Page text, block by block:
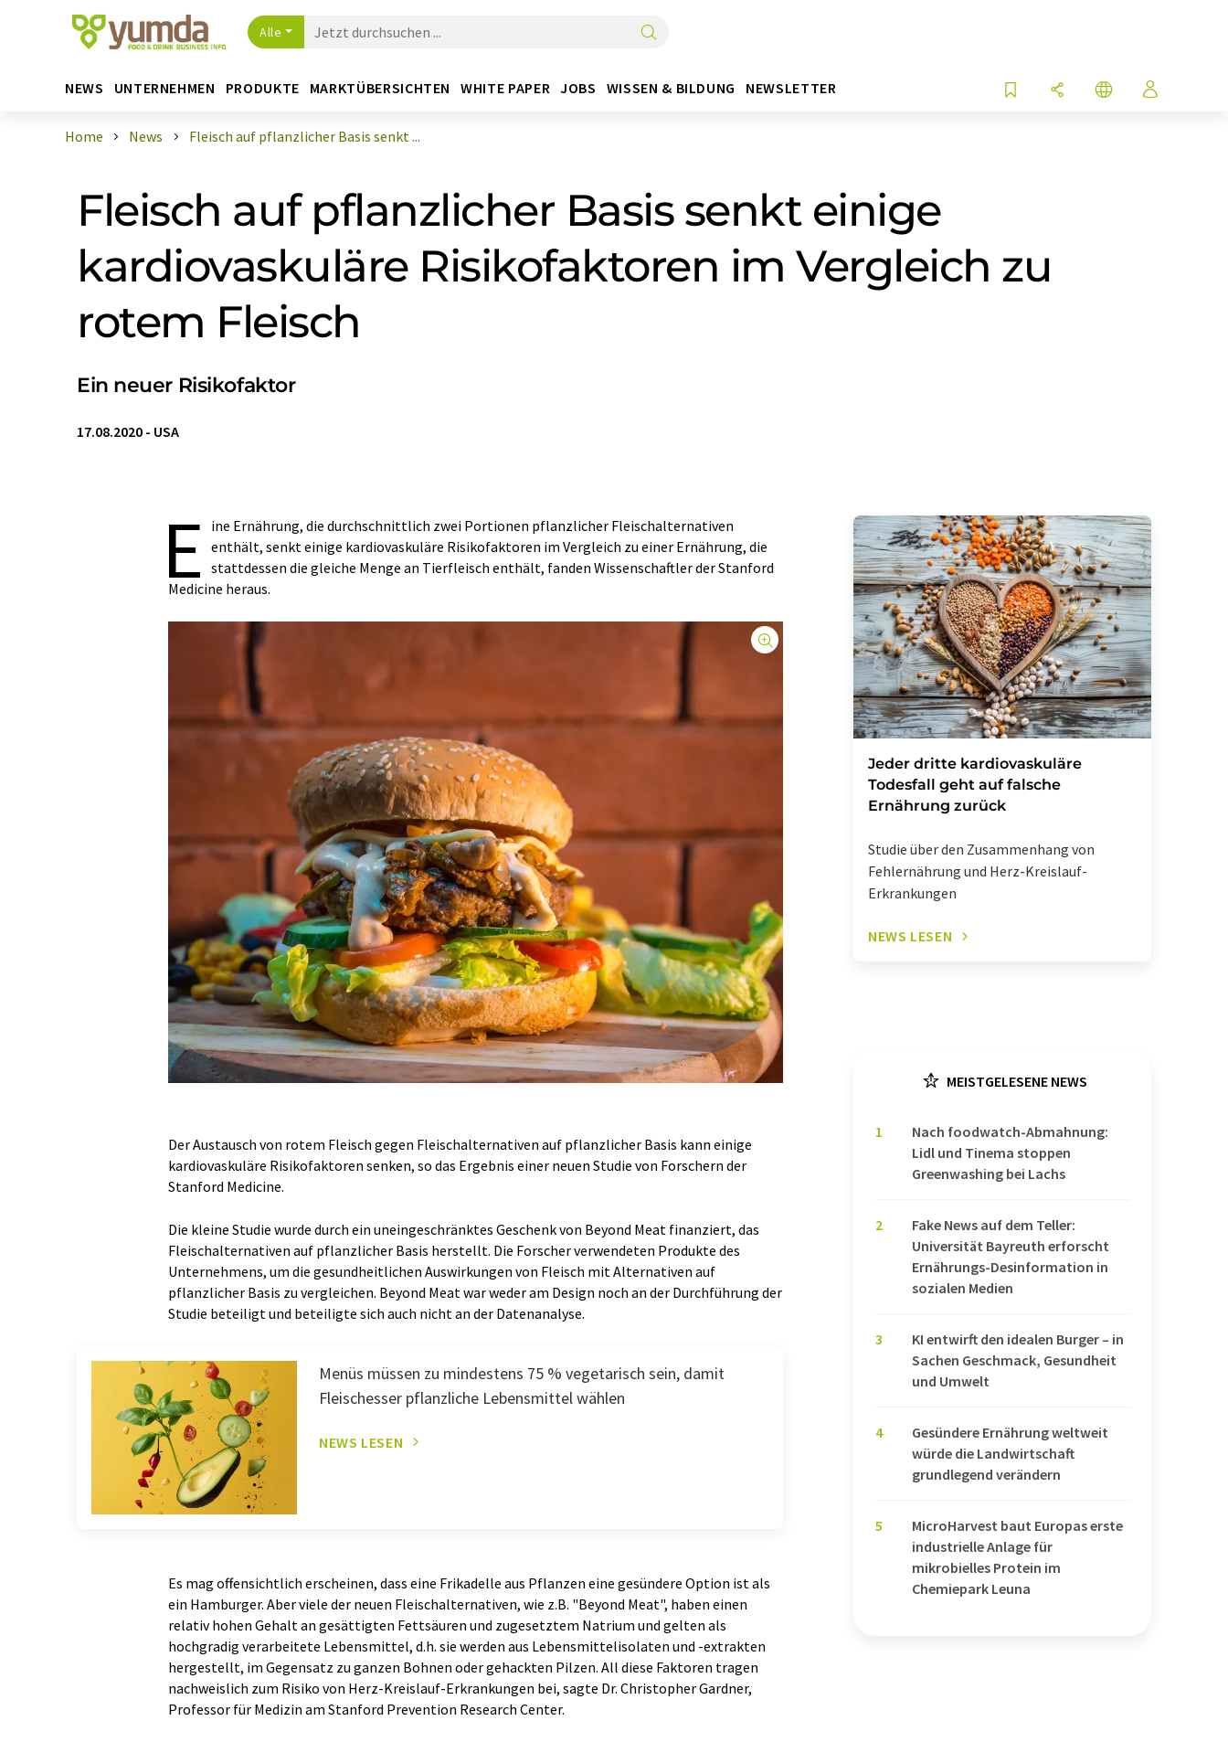
Alle
NEWS UNTERNEHMEN PRODUKTE MARKTÜBERSICHTEN WHITE PAPER JOBS WISSEN & BILDUNG NEWSLETTER
Home News Fleisch auf pflanzlicher Basis senkt ...
Fleisch auf pflanzlicher Basis senkt einige
kardiovaskuläre Risikofaktoren im Vergleich zu
rotem Fleisch
Ein neuer Risikofaktor
17.08.2020 - USA
E
ine Ernährung, die durchschnittlich zwei Portionen pflanzlicher Fleischalternativen
enthält, senkt einige kardiovaskuläre Risikofaktoren im Vergleich zu einer Ernährung, die
stattdessen die gleiche Menge an Tierfleisch enthält, fanden Wissenschaftler der Stanford
Medicine heraus.
Der Austausch von rotem Fleisch gegen Fleischalternativen auf pflanzlicher Basis kann einige
kardiovaskuläre Risikofaktoren senken, so das Ergebnis einer neuen Studie von Forschern der
Stanford Medicine.
Die kleine Studie wurde durch ein uneingeschränktes Geschenk von Beyond Meat finanziert, das
Fleischalternativen auf pflanzlicher Basis herstellt. Die Forscher verwendeten Produkte des
Unternehmens, um die gesundheitlichen Auswirkungen von Fleisch mit Alternativen auf
pflanzlicher Basis zu vergleichen. Beyond Meat war weder am Design noch an der Durchführung der
Studie beteiligt und beteiligte sich auch nicht an der Datenanalyse.
Menüs müssen zu mindestens 75 % vegetarisch sein, damit
Fleischesser pflanzliche Lebensmittel wählen
NEWS LESEN
Es mag offensichtlich erscheinen, dass eine Frikadelle aus Pflanzen eine gesündere Option ist als
ein Hamburger. Aber viele der neuen Fleischalternativen, wie z.B. "Beyond Meat", haben einen
relativ hohen Gehalt an gesättigten Fettsäuren und zugesetztem Natrium und gelten als
hochgradig verarbeitete Lebensmittel, d.h. sie werden aus Lebensmittelisolaten und -extrakten
hergestellt, im Gegensatz zu ganzen Bohnen oder gehackten Pilzen. All diese Faktoren tragen
nachweislich zum Risiko von Herz-Kreislauf-Erkrankungen bei, sagte Dr. Christopher Gardner,
Professor für Medizin am Stanford Prevention Research Center.
Jeder dritte kardiovaskuläre
Todesfall geht auf falsche
Ernährung zurück
Studie über den Zusammenhang von
Fehlernährung und Herz-Kreislauf-
Erkrankungen
NEWS LESEN
MEISTGELESENE NEWS
1
Nach foodwatch-Abmahnung:
Lidl und Tinema stoppen
Greenwashing bei Lachs
2
Fake News auf dem Teller:
Universität Bayreuth erforscht
Ernährungs-Desinformation in
sozialen Medien
3
KI entwirft den idealen Burger – in
Sachen Geschmack, Gesundheit
und Umwelt
4
Gesündere Ernährung weltweit
würde die Landwirtschaft
grundlegend verändern
5
MicroHarvest baut Europas erste
industrielle Anlage für
mikrobielles Protein im
Chemiepark Leuna